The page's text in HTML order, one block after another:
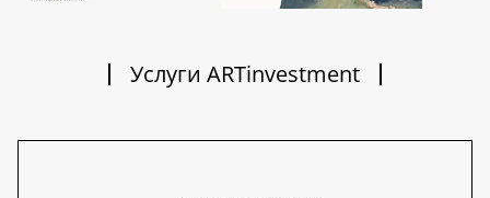
Услуги ARTinvestment